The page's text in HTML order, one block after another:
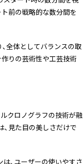
前の戦略的な数分間を
全体としてバランスの取
りの芸術性や工芸技術
クロノグラフの技術が融
見た目の美しさだけで
、ユーザーの使いやすさ